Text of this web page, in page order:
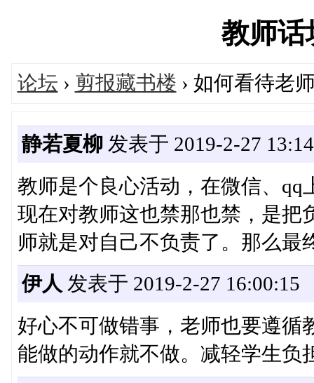
教师话
论坛 › 剪报藏书楼 › 如何看待老
静若夏柳发表于 2019-2-27
教师是个良心活动，在微信、
现在对教师这也禁那也禁，是把
师就是对自己不负责了。那么最
伊人 发表于 2019-2-27 16:00:15
好心不可做错事，老师也要遵循
能做的动作就不做。减轻学生负